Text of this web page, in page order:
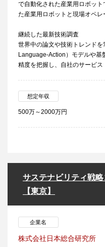
で自動化された産業用ロボッ
た産業用ロボットと現場オペレ
継続した最新技術調査
世界中の論文や技術トレンド
Language-Action）モデルや基
精度を把握し、自社のサービス
想定年収
500万～2000万円
サステナビリティ戦
【東京】
企業名
株式会社日本総合研究所